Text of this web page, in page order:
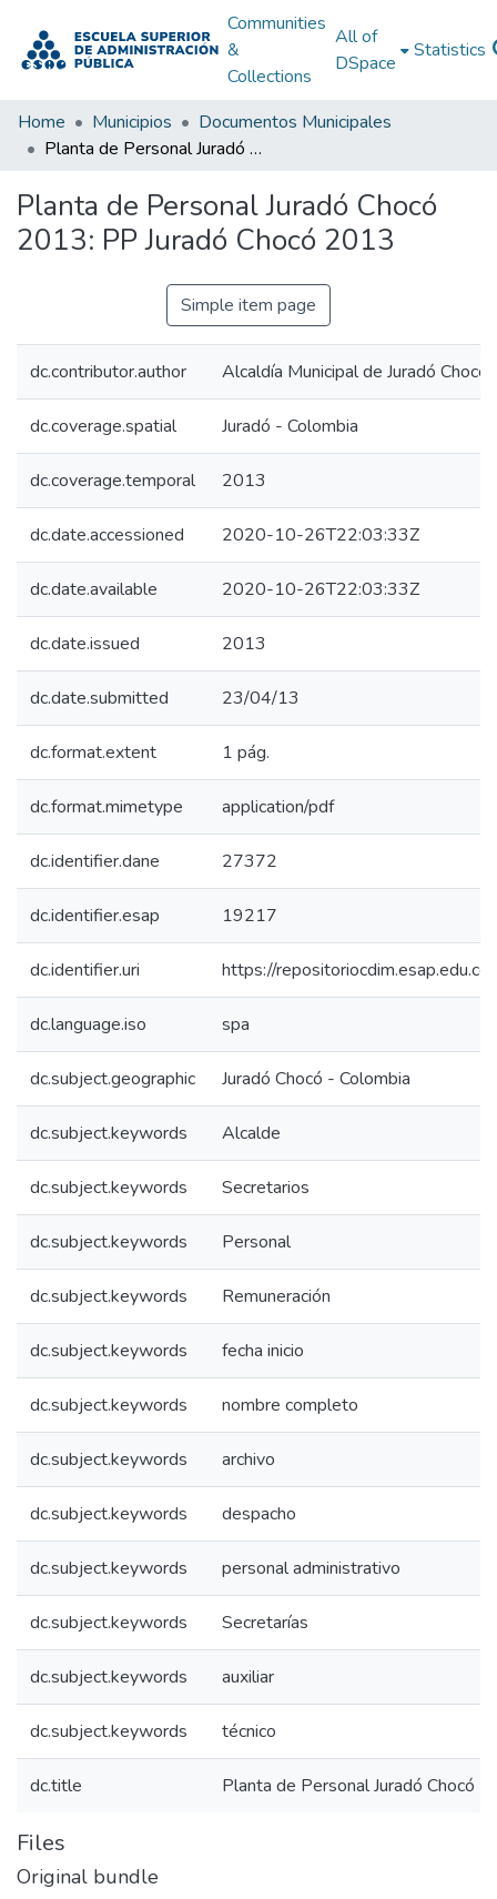
Communities
&
Collections
All of
DSpace
Statistics
Home Municipios
Documentos Municipales
Planta de Personal Juradó Chocó 2013: PP Juradó Chocó 2013
Planta de Personal Juradó Chocó
2013: PP Juradó Chocó 2013
Simple item page
dc.contributor.author Alcaldía Municipal de Juradó Chocó
dc.coverage.spatial Juradó - Colombia
dc.coverage.temporal 2013
dc.date.accessioned 2020-10-26T22:03:33Z
dc.date.available 2020-10-26T22:03:33Z
dc.date.issued 2013
dc.date.submitted 23/04/13
dc.format.extent 1 pág.
dc.format.mimetype application/pdf
dc.identifier.dane 27372
dc.identifier.esap 19217
dc.identifier.uri https://
dc.language.iso spa
dc.subject.geographic Juradó Chocó - Colombia
dc.subject.keywords Alcalde
dc.subject.keywords Secretarios
dc.subject.keywords Personal
dc.subject.keywords Remuneración
dc.subject.keywords fecha inicio
dc.subject.keywords nombre completo
dc.subject.keywords archivo
dc.subject.keywords despacho
dc.subject.keywords personal administrativo
dc.subject.keywords Secretarías
dc.subject.keywords auxiliar
dc.subject.keywords técnico
dc.title Planta de Personal Juradó Chocó
Files
Original bundle